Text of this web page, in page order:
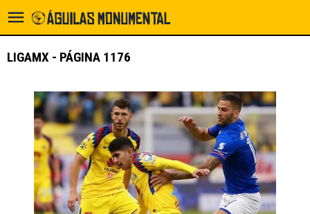
LIGAMX - PÁGINA 1176